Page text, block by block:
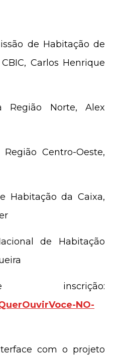
de Habitação de
Carlos Henrique
Região Norte, Alex
Centro-Oeste,
Habitação da Caixa,
de Habitação
NO-
com o projeto